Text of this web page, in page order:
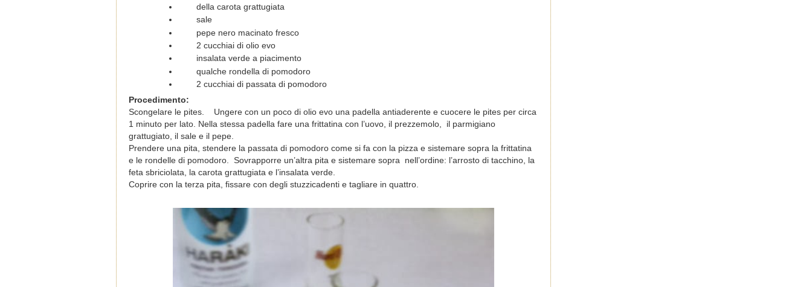
della carota grattugiata
sale
pepe nero macinato fresco
2 cucchiai di olio evo
insalata verde a piacimento
qualche rondella di pomodoro
2 cucchiai di passata di pomodoro
Procedimento:
Scongelare le pites. Ungere con un poco di olio evo una padella antiaderente e cuocere le pites per circa
1 minuto per lato. Nella stessa padella fare una frittatina con l’uovo, il prezzemolo, il parmigiano
grattugiato, il sale e il pepe.
Prendere una pita, stendere la passata di pomodoro come si fa con la pizza e sistemare sopra la frittatina
e le rondelle di pomodoro. Sovrapporre un’altra pita e sistemare sopra nell’ordine: l’arrosto di tacchino, la
feta sbriciolata, la carota grattugiata e l’insalata verde.
Coprire con la terza pita, fissare con degli stuzzicadenti e tagliare in quattro.